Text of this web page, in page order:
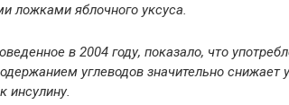
ложками яблочного уксуса.
в 2004 году, показало, что
углеводов значительно
инсулину.